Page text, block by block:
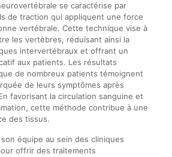
se caractérise par
de traction qui appliquent une force
vertébrale. Cette technique vise à
les vertèbres, réduisant ainsi la
intervertébraux et offrant un
aux patients. Les résultats
de nombreux patients témoignent
de leurs symptômes après
favorisant la circulation sanguine et
cette méthode contribue à une
des tissus.
équipe au sein des cliniques
offrir des traitements